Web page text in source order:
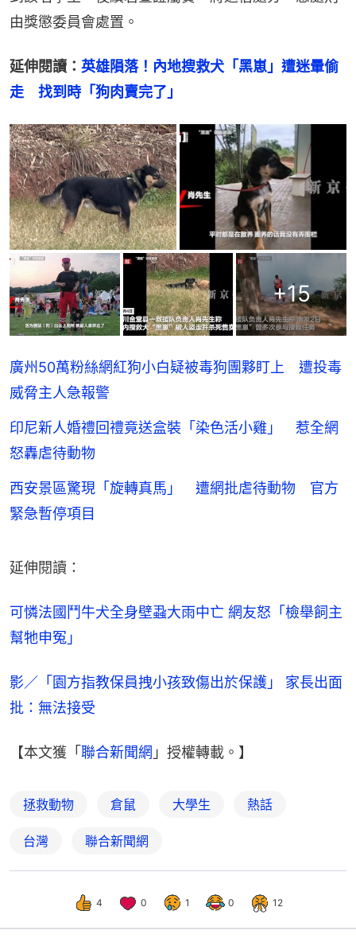
由獎懲委員會處置。
延伸閱讀： 英雄隕落！內地搜救犬「黑崽」遭迷暈偷
走　找到時「狗肉賣完了」
+15
廣州50萬粉絲網紅狗小白疑被毒狗團夥盯上 遭投毒
威脅主人急報警
印尼新人婚禮回禮竟送盒裝「染色活小雞」 惹全網
怒轟虐待動物
西安景區驚現「旋轉真馬」 遭網批虐待動物 官方
緊急暫停項目
延伸閱讀：
可憐法國鬥牛犬全身壁蝨大雨中亡 網友怒「檢舉飼主
幫牠申冤」
影／「園方指教保員拽小孩致傷出於保護」 家長出面
批：無法接受
【本文獲「聯合新聞網 」授權轉載。】
拯救動物 倉鼠 大學生 熱話
台灣 聯合新聞網
4 0 1 0 12